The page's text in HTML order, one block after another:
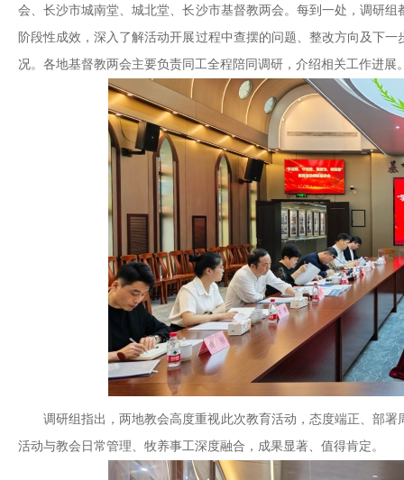
会、长沙市城南堂、城北堂、长沙市基督教两会。每到一处，调研
阶段性成效，深入了解活动开展过程中查摆的问题、整改方向及下
况。各地基督教两会主要负责同工全程陪同调研，介绍相关工作进展
调研组指出，两地教会高度重视此次教育活动，态度端正、部
活动与教会日常管理、牧养事工深度融合，成果显著、值得肯定。